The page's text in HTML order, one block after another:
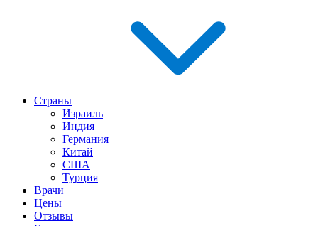
Страны
Израиль
Индия
Германия
Китай
США
Турция
Врачи
Цены
Отзывы